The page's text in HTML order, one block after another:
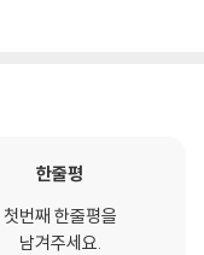
한줄평
첫번째 한줄평을
남겨주세요.